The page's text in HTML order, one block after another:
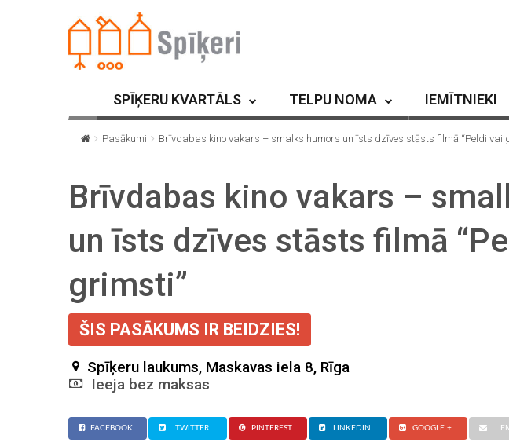
SPĪĶERU KVARTĀLS TELPU NOMA IEMĪTNIEKI
Pasākumi Brīvdabas kino vakars – smalks humors un īsts dzīves stāsts filmā “Peldi vai
Brīvdabas kino vakars –
un īsts dzīves stāsts filmā
grimsti”
ŠIS PASĀKUMS IR BEIDZIES!
Spīķeru laukums, Maskavas iela 8, Rīga
Ieeja bez maksas
FACEBOOK TWITTER PINTEREST LINKEDIN GOOGLE +